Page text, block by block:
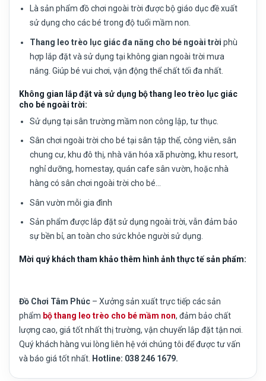
Là sản phẩm đồ chơi ngoài trời được bộ giáo dục đề xuất
sử dụng cho các bé trong độ tuổi mầm non.
Thang leo trèo lục giác đa năng cho bé ngoài trời phù
hợp lắp đặt và sử dụng tại không gian ngoài trời mưa
nắng. Giúp bé vui chơi, vận động thể chất tối đa nhất.
Không gian lắp đặt và sử dụng bộ thang leo trèo lục giác
cho bé ngoài trời:
Sử dụng tại sân trường mầm non công lập, tư thục.
Sân chơi ngoài trời cho bé tại sân tập thể, công viên, sân
chung cư, khu đô thị, nhà văn hóa xã phường, khu resort,
nghỉ dưỡng, homestay, quán cafe sân vườn, hoặc nhà
hàng có sân chơi ngoài trời cho bé…
Sân vườn mỗi gia đình
Sản phẩm được lắp đặt sử dụng ngoài trời, vẫn đảm bảo
sự bền bỉ, an toàn cho sức khỏe người sử dụng.
Mời quý khách tham khảo thêm hình ảnh thực tế sản phẩm:
Đồ Chơi Tâm Phúc – Xưởng sản xuất trực tiếp các sản
phẩm bộ thang leo trèo cho bé mầm non, đảm bảo chất
lượng cao, giá tốt nhất thị trường, vận chuyển lắp đặt tận nơi.
Quý khách hàng vui lòng liên hệ với chúng tôi để được tư vấn
và báo giá tốt nhất. Hotline: 038 246 1679.